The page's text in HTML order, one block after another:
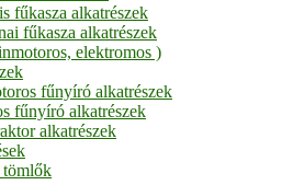
fűkasza alkatrészek
fűkasza alkatrészek
elektromos )
fűnyíró alkatrészek
fűnyíró alkatrészek
alkatrészek
tömlők